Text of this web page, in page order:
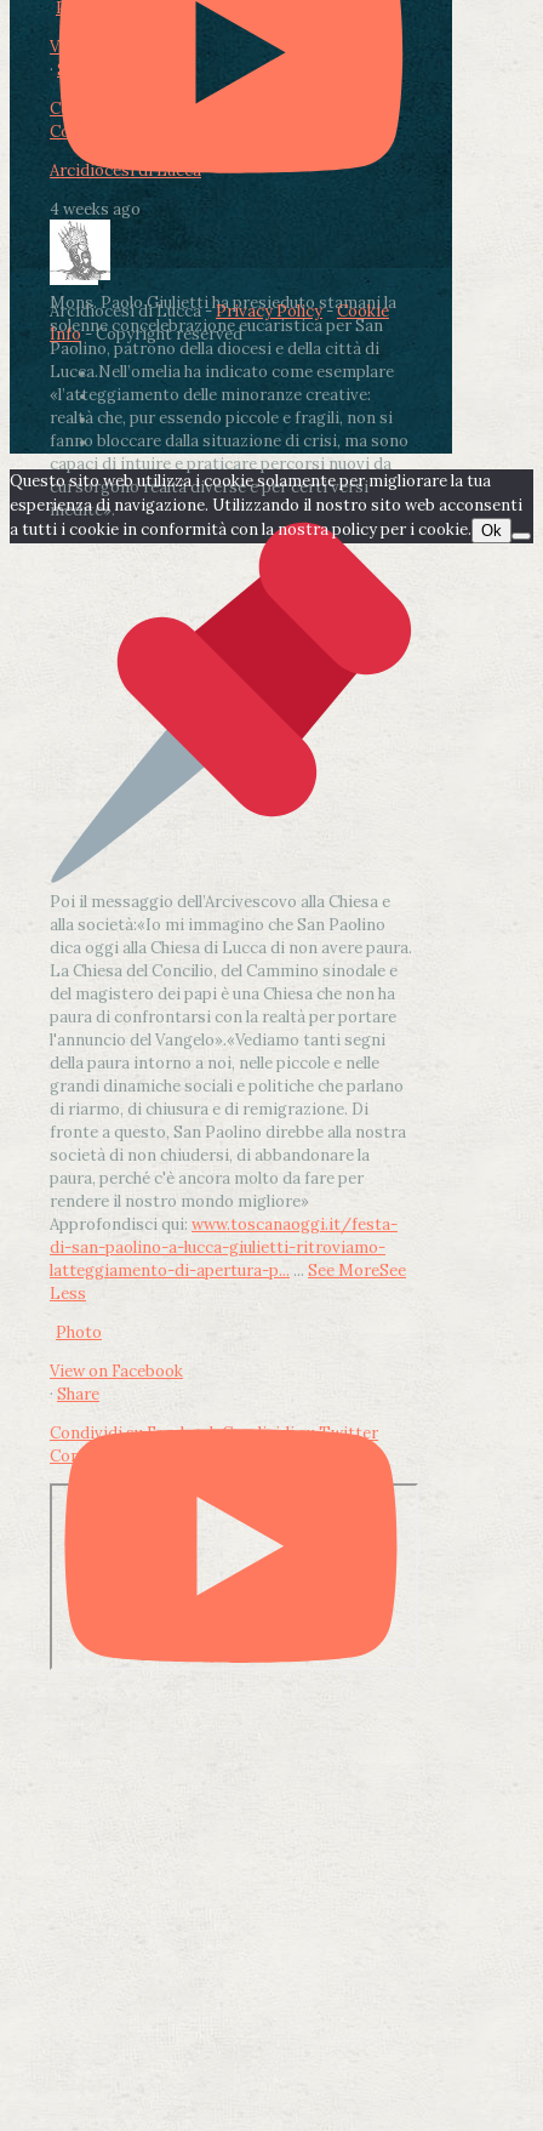
Photo
View on Facebook
· Share
Condividi su Facebook
Condividi su LinkedIn
Arcidiocesi di Lucca
4 weeks ago
Mons. Paolo Giulietti ha presieduto stamani la
solenne concelebrazione eucaristica per San
Paolino, patrono della diocesi e della città di
Lucca.Nell’omelia ha indicato come esemplare
«l’atteggiamento delle minoranze creative:
realtà che, pur essendo piccole e fragili, non si
fanno bloccare dalla situazione di crisi, ma sono
capaci di intuire e praticare percorsi nuovi da
cui sorgono realtà diverse e per certi versi
inedite».
Poi il messaggio dell’Arcivescovo alla Chiesa e
alla società:«Io mi immagino che San Paolino
dica oggi alla Chiesa di Lucca di non avere paura.
La Chiesa del Concilio, del Cammino sinodale e
del magistero dei papi è una Chiesa che non ha
paura di confrontarsi con la realtà per portare
l'annuncio del Vangelo».«Vediamo tanti segni
della paura intorno a noi, nelle piccole e nelle
grandi dinamiche sociali e politiche che parlano
di riarmo, di chiusura e di remigrazione. Di
fronte a questo, San Paolino direbbe alla nostra
società di non chiudersi, di abbandonare la
paura, perché c'è ancora molto da fare per
rendere il nostro mondo migliore»
Approfondisci qui: www.toscanaoggi.it/festa-
di-san-paolino-a-lucca-giulietti-ritroviamo-
latteggiamento-di-apertura-p... ... See MoreSee
Less
Photo
View on Facebook
· Share
Condividi su FacebookCondividi su Twitter
Condividi su LinkedIn
Arcidiocesi di Lucca -Privacy Policy-Cookie
Info- Copyright reserved
Questo sito web utilizza i cookie solamente per migliorare la tua
esperienza di navigazione. Utilizzando il nostro sito web acconsenti
a tutti i cookie in conformità con la nostra policy per i cookie. Ok